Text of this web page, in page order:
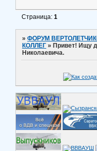
Страница:1
»ФОРУМ
КОЛЛЕГ »Привет! Ищу
Николаевича.